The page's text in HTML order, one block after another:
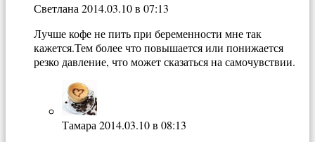
Светлана 2014.03.10 в 07:13
Лучше кофе не пить при беременности мне так
кажется.Тем более что повышается или понижается
резко давление, что может сказаться на самочувствии.
Тамара 2014.03.10 в 08:13